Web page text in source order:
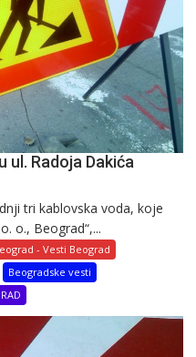
ul. Radoja Dakića
tri kablovska voda, koje
o., Beograd“,...
- Vesti Beograd
Beogradske vesti